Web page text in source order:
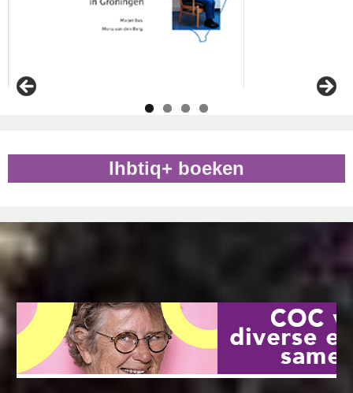
lhbtiq+ boeken